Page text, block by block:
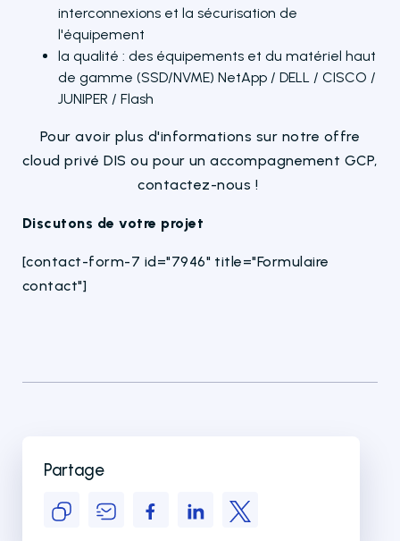
interconnexions et la sécurisation de
l'équipement
la qualité : des équipements et du matériel haut
de gamme (SSD/NVME) NetApp / DELL / CISCO /
JUNIPER / Flash
Pour avoir plus d'informations sur notre offre
cloud privé DIS ou pour un accompagnement GCP,
contactez-nous !
Discutons de votre projet
[contact-form-7 id="7946" title="Formulaire
contact"]
Partage